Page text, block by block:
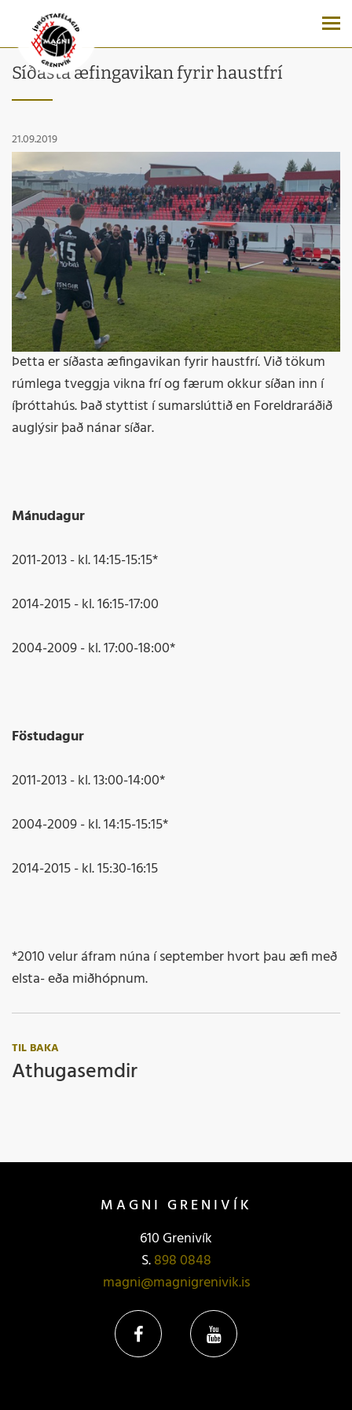
Síðasta æfingavikan fyrir haustfrí
21.09.2019
Þetta er síðasta æfingavikan fyrir haustfrí. Við tökum
rúmlega tveggja vikna frí og færum okkur síðan inn í
íþróttahús. Það styttist í sumarslúttið en Foreldraráðið
auglýsir það nánar síðar.
Mánudagur
2011-2013 - kl. 14:15-15:15*
2014-2015 - kl. 16:15-17:00
2004-2009 - kl. 17:00-18:00*
Föstudagur
2011-2013 - kl. 13:00-14:00*
2004-2009 - kl. 14:15-15:15*
2014-2015 - kl. 15:30-16:15
*2010 velur áfram núna í september hvort þau æfi með
elsta- eða miðhópnum.
TIL BAKA
Athugasemdir
MAGNI GRENIVÍK
610 Grenivík
S.898 0848
magni@magnigrenivik.is